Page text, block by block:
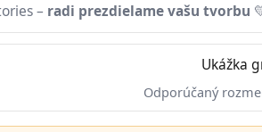
– radi prezdielame vašu tvorbu
Odporúčaný